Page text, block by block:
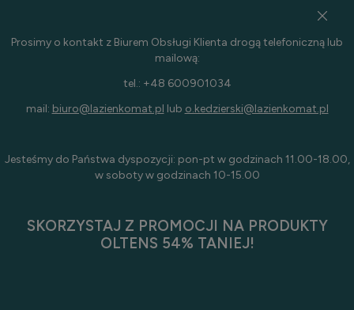
Prosimy o kontakt z Biurem Obsługi Klienta drogą telefoniczną lub
mailową:
tel.: +48 600901034
mail: biuro@lazienkomat.pl lub o.kedzierski@lazienkomat.pl
Jesteśmy do Państwa dyspozycji: pon-pt w godzinach 11.00-18.00,
w soboty w godzinach 10-15.00
SKORZYSTAJ Z PROMOCJI NA PRODUKTY
OLTENS 54% TANIEJ!